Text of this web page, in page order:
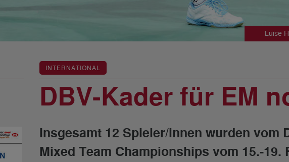
Luise
INTERNATIONAL
DBV-Kader für EM
Insgesamt 12 Spieler/innen wurden vom
Mixed Team Championships vom 15.-19.